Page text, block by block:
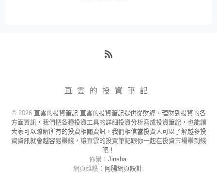
直雲的投資筆記
© 2026 直雲的投資筆記 直雲的投資筆記提供從財經、理財到投資的各
方面資訊，我們把各種投資工具的詳細投資分析寫成投資筆記，也能讓
大家可以瞭解所有的投資相關資訊，我們相信當投資人可以了解越多投
資資訊就會越容易賺錢，讓直雲的投資筆記跟你一起在投資市場賺到錢
吧！
佈景： Jinsha.
網頁維護： 阿腸網頁設計.